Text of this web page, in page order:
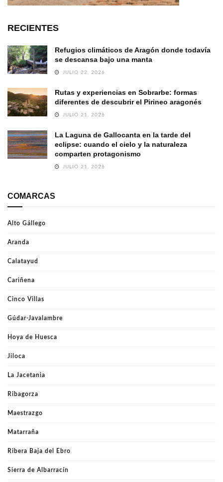
RECIENTES
Refugios climáticos de Aragón donde todavía
se descansa bajo una manta
JULIO 22, 2026
Rutas y experiencias en Sobrarbe: formas
diferentes de descubrir el Pirineo aragonés
JULIO 21, 2026
La Laguna de Gallocanta en la tarde del
eclipse: cuando el cielo y la naturaleza
comparten protagonismo
JULIO 21, 2026
COMARCAS
Alto Gállego
Aranda
Calatayud
Cariñena
Cinco Villas
Gúdar-Javalambre
Hoya de Huesca
Jiloca
La Jacetania
Ribagorza
Maestrazgo
Matarraña
Ribera Baja del Ebro
Sierra de Albarracín